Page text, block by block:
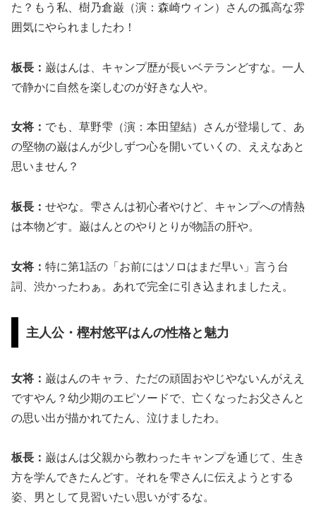
た？もう私、樹乃倉巌（演：森崎ウィン）さんの孤高な雰
囲気にやられましたわ！
板長： 巌はんは、キャンプ歴が長いベテランどすな。一人
で静かに自然を楽しむのが好きな人や。
女将： でも、草野雫（演：本田望結）さんが登場して、あ
の堅物の巌はんが少しずつ心を開いていくの、ええなあと
思いません？
板長： せやな。雫さんは初心者やけど、キャンプへの情熱
は本物どす。巌はんとのやりとりが物語の肝や。
女将： 特に第1話の「お前にはソロはまだ早い」言う台
詞、渋かったわぁ。あれで完全に引き込まれましたえ。
主人公・樫村悠平はんの性格と魅力
女将： 巌はんのキャラ、ただの頑固おやじやないんがええ
ですやん？幼少期のエピソードで、亡くなったお父さんと
の思い出が描かれてたん、泣けましたわ。
板長： 巌はんは父親から教わったキャンプを通じて、生き
方を学んできたんどす。それを雫さんに伝えようとする
姿、男として見習いたい思いがするな。